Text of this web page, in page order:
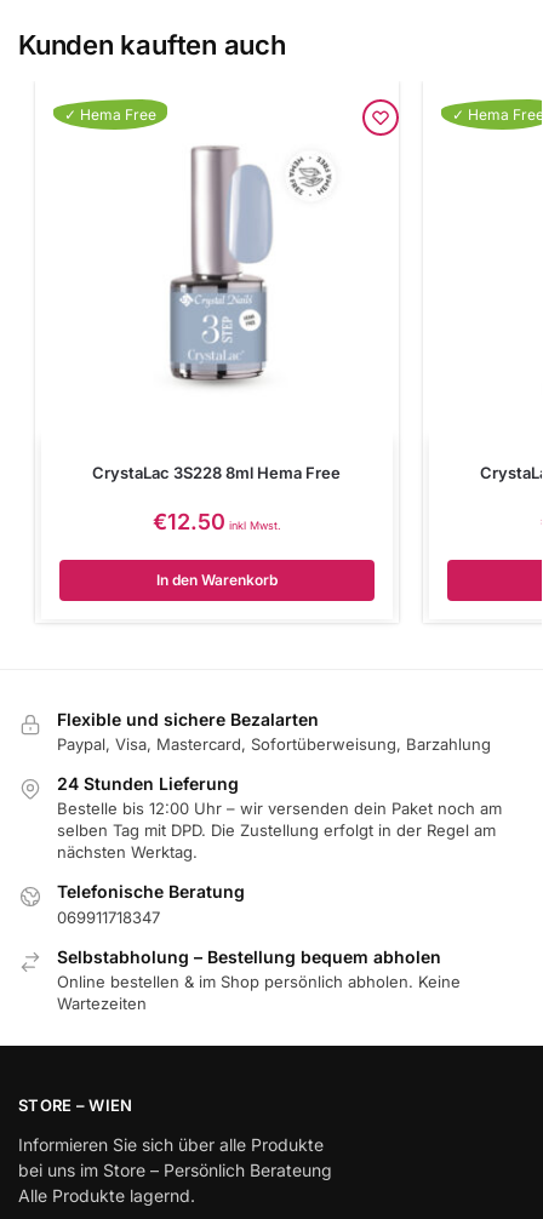
Kunden kauften auch
✓ Hema Free
CrystaLac 3S228 8ml Hema Free
€12.50 inkl Mwst.
In den Warenkorb
✓ Hema Free
Flexible und sichere Bezalarten
Paypal, Visa, Mastercard, Sofortüberweisung, Barzahlung
24 Stunden Lieferung
Bestelle bis 12:00 Uhr – wir versenden dein Paket noch am
selben Tag mit DPD. Die Zustellung erfolgt in der Regel am
nächsten Werktag.
Telefonische Beratung
069911718347
Selbstabholung – Bestellung bequem abholen
Online bestellen & im Shop persönlich abholen. Keine
Wartezeiten
STORE – WIEN
Informieren Sie sich über alle Produkte
bei uns im Store – Persönlich Berateung
Alle Produkte lagernd.